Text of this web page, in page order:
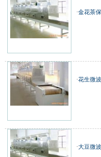
·金花茶
·花生微
·大豆微